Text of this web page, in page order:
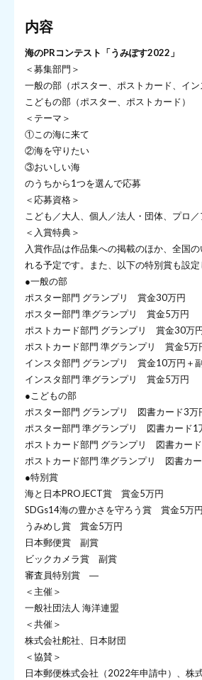
内容
海のPRコンテスト「うみぽす2022」
＜募集部門＞
一般の部（ポスター、ポストカード、イン
こどもの部（ポスター、ポストカード）
＜テーマ＞
①この海に来て
②海を守りたい
③おいしい海
のうちから1つを選んで応募
＜応募資格＞
こども／大人、個人／法人・団体、プロ
＜入賞特典＞
入賞作品は作品集への掲載のほか、全国
れる予定です。また、以下の特別賞も設定
●一般の部
ポスター部門 グランプリ 賞金30万円
ポスター部門 準グランプリ 賞金5万円
ポストカード部門 グランプリ 賞金30万
ポストカード部門 準グランプリ 賞金5万
インスタ部門 グランプリ 賞金10万円＋
インスタ部門 準グランプリ 賞金5万円
●こどもの部
ポスター部門 グランプリ 図書カード3万
ポスター部門 準グランプリ 図書カード1
ポストカード部門 グランプリ 図書カー
ポストカード部門 準グランプリ 図書カ
●特別賞
海と日本PROJECT賞 賞金5万円
SDGs14海の豊かさを守ろう賞 賞金5万円
うみめし賞 賞金5万円
日本郵便賞 副賞
ビックカメラ賞 副賞
審査員特別賞 ―
＜主催＞
一般社団法人 海洋連盟
＜共催＞
株式会社舵社、日本財団
＜協賛＞
日本郵便株式会社（2022年申請中）、株